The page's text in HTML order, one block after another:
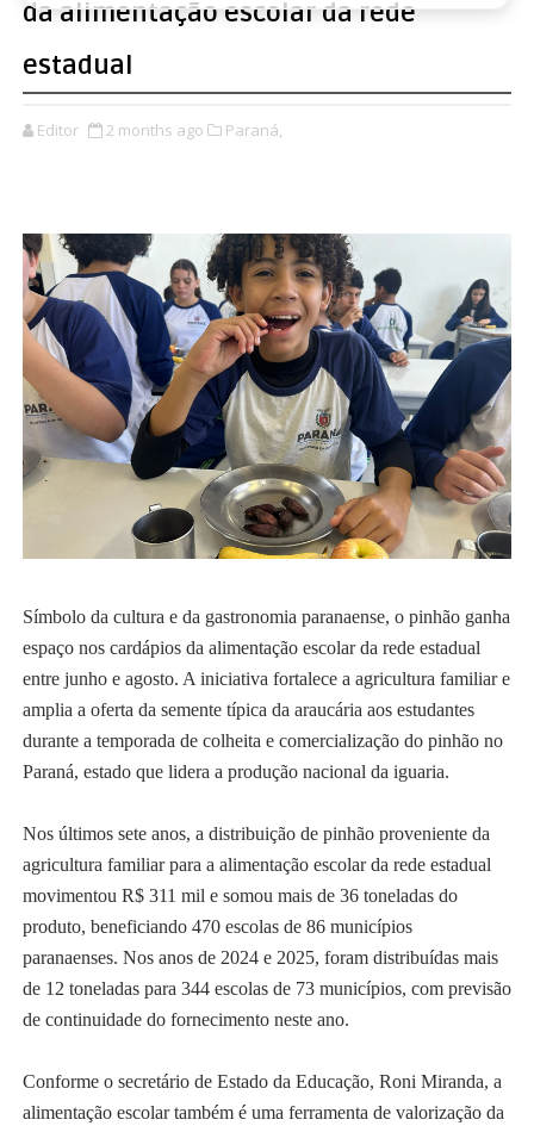
da alimentação escolar da rede
estadual
Editor 2 months ago Paraná,
Símbolo da cultura e da gastronomia paranaense, o pinhão ganha
espaço nos cardápios da alimentação escolar da rede estadual
entre junho e agosto. A iniciativa fortalece a agricultura familiar e
amplia a oferta da semente típica da araucária aos estudantes
durante a temporada de colheita e comercialização do pinhão no
Paraná, estado que lidera a produção nacional da iguaria.
Nos últimos sete anos, a distribuição de pinhão proveniente da
agricultura familiar para a alimentação escolar da rede estadual
movimentou R$ 311 mil e somou mais de 36 toneladas do
produto, beneficiando 470 escolas de 86 municípios
paranaenses. Nos anos de 2024 e 2025, foram distribuídas mais
de 12 toneladas para 344 escolas de 73 municípios, com previsão
de continuidade do fornecimento neste ano.
Conforme o secretário de Estado da Educação, Roni Miranda, a
alimentação escolar também é uma ferramenta de valorização da